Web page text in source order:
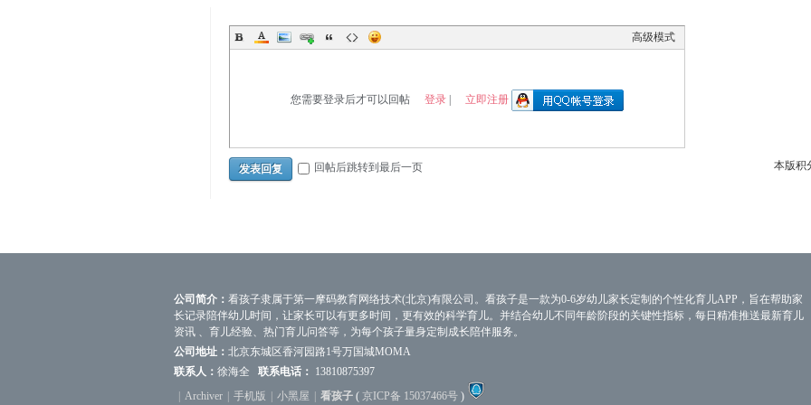
高级模式
您需要登录后才可以回帖 登录 立即注册
本版积
发表回复 回帖后跳转到最后一页
公司简介： 看孩子隶属于第一摩码教育网络技术(北京)有限公司。看孩子是一款为0-6岁幼儿家长定制的个性化育儿APP，旨在帮助家
长记录陪伴幼儿时间，让家长可以有更多时间，更有效的科学育儿。并结合幼儿不同年龄阶段的关键性指标，每日精准推送最新育儿
资讯 、育儿经验、热门育儿问答等，为每个孩子量身定制成长陪伴服务。
公司地址： 北京东城区香河园路1号万国城MOMA
联系人： 徐海全 联系电话：
13810875397
Archiver 手机版 小黑屋 看孩子 ( 京ICP备 15037466号 )